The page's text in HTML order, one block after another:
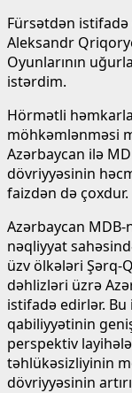
Fürsətdən
Aleksandr
Oyunlarının
istərdim.
Hörmətli
möhkəmlənməsi
Azərbaycan ilə
dövriyyəsinin
faizdən də çoxdur.
Azərbaycan
nəqliyyat
üzv ölkələri Şərq-
dəhlizləri üzrə
istifadə edirlər.
qabiliyyətinin
perspektiv
təhlükəsizliyinin
dövriyyəsinin